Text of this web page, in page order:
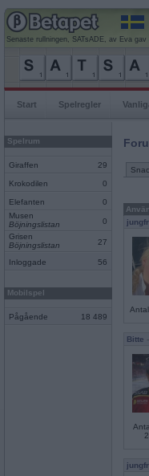
Senaste rullningen, SATsADE, av Eva gav
Start Spelregler
Spelrum
Giraffen 29
Krokodilen 0
Elefanten
0
Musen
Böjningslistan
0
Grisen
Böjningslistan
27
Inloggade 56
Mobilspel
Pågående 18 489
Bitte